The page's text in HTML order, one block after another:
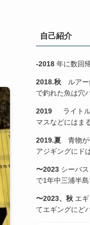
自己紹介
-2018 年に数回
2018.秋 ルアー
で釣れた魚は穴
2019 ライトル
マスなどにはま
2019.夏 青物が
アジギングにド
〜2023 シーバ
で1年中三浦半島
〜2023、秋 エ
てエギングにど